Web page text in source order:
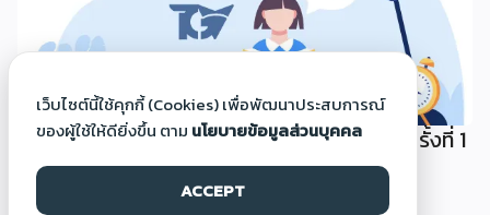
ความถนัดทางภาษาอาหรับ (PAT 7.5) ปี 2554 ครั้งที่ 1
5 ธ.ค. 2565
เว็บไซต์นี้ใช้คุกกี้ (Cookies) เพื่อพัฒนาประสบการณ์
ของผู้ใช้ให้ดียิ่งขึ้น ตาม นโยบายข้อมูลส่วนบุคคล
ACCEPT